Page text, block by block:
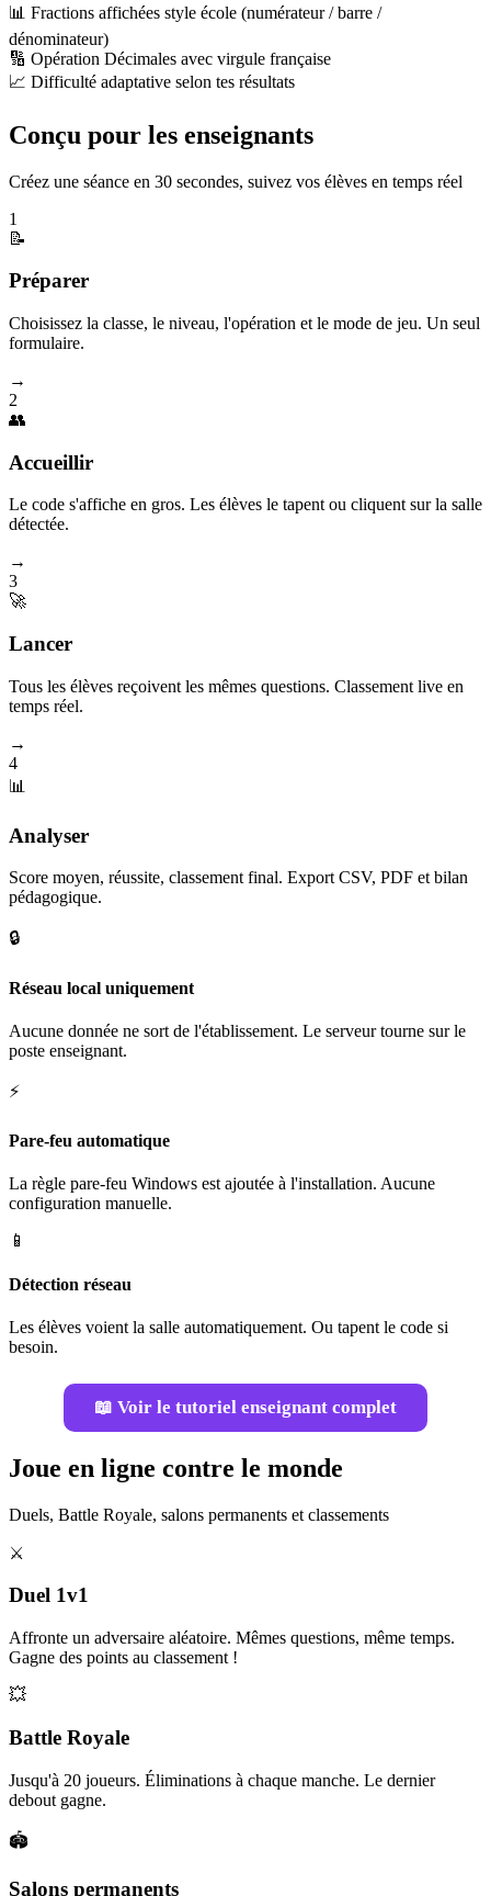
📊 Fractions affichées style école (numérateur / barre /
dénominateur)
🔢 Opération Décimales avec virgule française
📈 Difficulté adaptative selon tes résultats
Conçu pour les enseignants
Créez une séance en 30 secondes, suivez vos élèves en temps réel
1
📝
Préparer
Choisissez la classe, le niveau, l'opération et le mode de jeu. Un seul
formulaire.
→
2
👥
Accueillir
Le code s'affiche en gros. Les élèves le tapent ou cliquent sur la salle
détectée.
→
3
🚀
Lancer
Tous les élèves reçoivent les mêmes questions. Classement live en
temps réel.
→
4
📊
Analyser
Score moyen, réussite, classement final. Export CSV, PDF et bilan
pédagogique.
🔒
Réseau local uniquement
Aucune donnée ne sort de l'établissement. Le serveur tourne sur le
poste enseignant.
⚡
Pare-feu automatique
La règle pare-feu Windows est ajoutée à l'installation. Aucune
configuration manuelle.
📱
Détection réseau
Les élèves voient la salle automatiquement. Ou tapent le code si
besoin.
📖 Voir le tutoriel enseignant complet
Joue en ligne contre le monde
Duels, Battle Royale, salons permanents et classements
⚔️
Duel 1v1
Affronte un adversaire aléatoire. Mêmes questions, même temps.
Gagne des points au classement !
💥
Battle Royale
Jusqu'à 20 joueurs. Éliminations à chaque manche. Le dernier
debout gagne.
🏟️
Salons permanents